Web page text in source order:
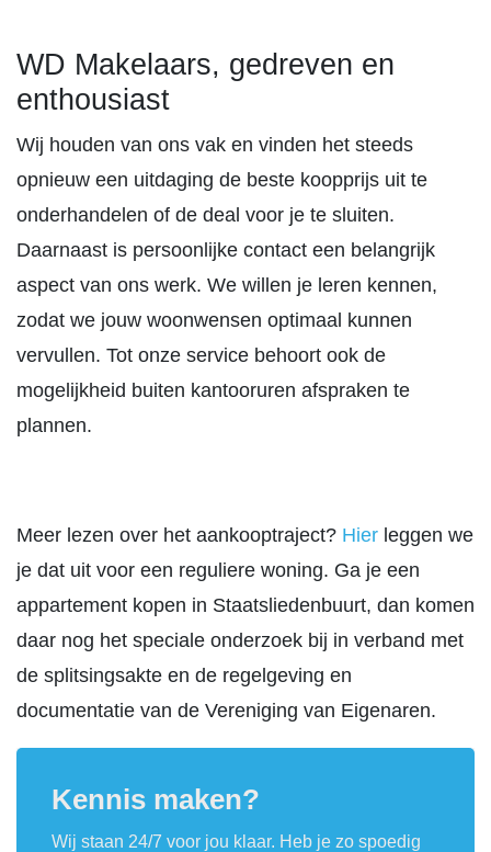
WD Makelaars, gedreven en
enthousiast
Wij houden van ons vak en vinden het steeds
opnieuw een uitdaging de beste koopprijs uit te
onderhandelen of de deal voor je te sluiten.
Daarnaast is persoonlijke contact een belangrijk
aspect van ons werk. We willen je leren kennen,
zodat we jouw woonwensen optimaal kunnen
vervullen. Tot onze service behoort ook de
mogelijkheid buiten kantooruren afspraken te
plannen.
Meer lezen over het aankooptraject? Hier leggen we
je dat uit voor een reguliere woning. Ga je een
appartement kopen in Staatsliedenbuurt, dan komen
daar nog het speciale onderzoek bij in verband met
de splitsingsakte en de regelgeving en
documentatie van de Vereniging van Eigenaren.
Kennis maken?
Wij staan 24/7 voor jou klaar. Heb je zo spoedig